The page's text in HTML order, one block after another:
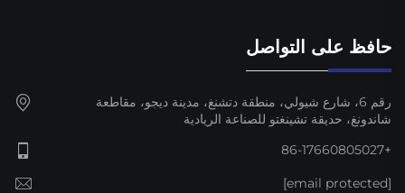
حافظ على التواصل
رقم 6، شارع شيولي، منطقة دتشنغ، مدينة ديجو، مقاطعة
شاندونغ، حديقة تشينغتو للصناعة الريادية
+86-17660805027
[email protected]